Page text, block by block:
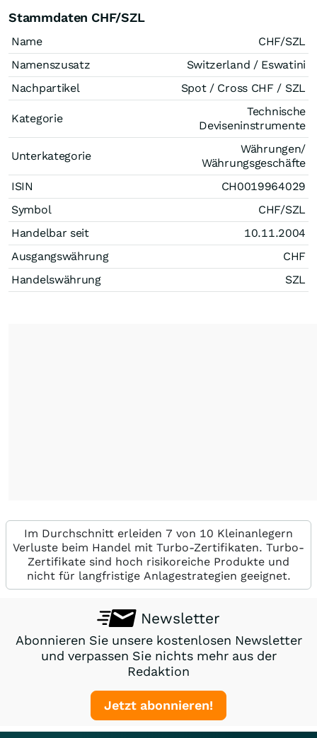
Stammdaten CHF/SZL
Name
CHF/SZL
Namenszusatz
Switzerland / Eswatini
Nachpartikel
Spot / Cross CHF / SZL
Kategorie
Technische
Deviseninstrumente
Unterkategorie
Währungen/
Währungsgeschäfte
ISIN
CH0019964029
Symbol
CHF/SZL
Handelbar seit
10.11.2004
Ausgangswährung
CHF
Handelswährung
SZL
Im Durchschnitt erleiden 7 von 10 Kleinanlegern
Verluste beim Handel mit Turbo-Zertifikaten. Turbo-
Zertifikate sind hoch risikoreiche Produkte und
nicht für langfristige Anlagestrategien geeignet.
Newsletter
Abonnieren Sie unsere kostenlosen Newsletter
und verpassen Sie nichts mehr aus der
Redaktion
Jetzt abonnieren!